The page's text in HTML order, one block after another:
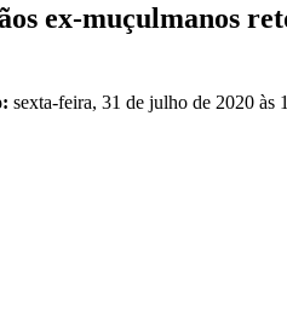
ex-muçulmanos
sexta-feira, 31 de julho de 2020 às